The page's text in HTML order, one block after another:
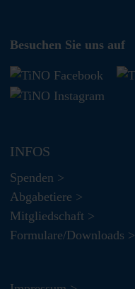
Besuchen Sie uns auf
INFOS
Spenden >
Abgabetiere >
Mitgliedschaft >
Formulare/Downloads >